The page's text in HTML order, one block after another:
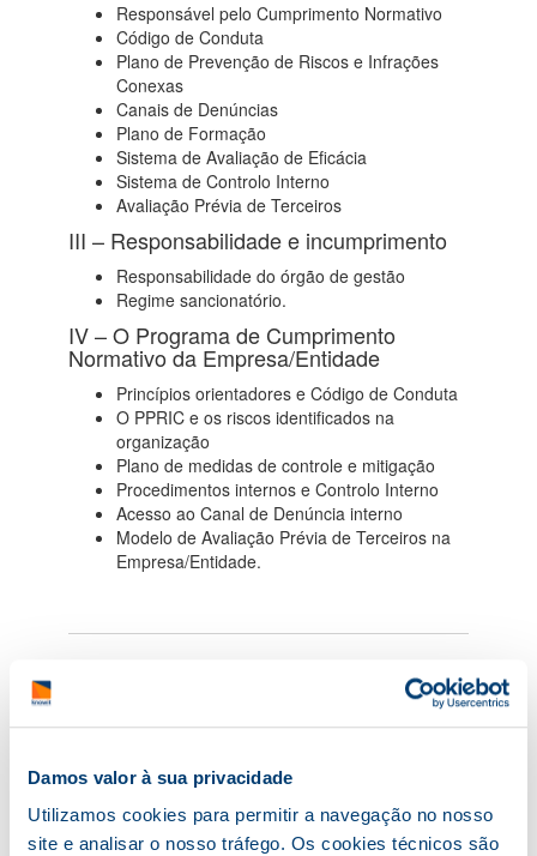
Damos valor à sua privacidade
Utilizamos cookies para permitir a navegação no nosso
site e analisar o nosso tráfego. Os cookies técnicos são
Responsável pelo Cumprimento Normativo
Código de Conduta
Plano de Prevenção de Riscos e Infrações
Conexas
Canais de Denúncias
Plano de Formação
Sistema de Avaliação de Eficácia
Sistema de Controlo Interno
Avaliação Prévia de Terceiros
III – Responsabilidade e incumprimento
Responsabilidade do órgão de gestão
Regime sancionatório.
IV – O Programa de Cumprimento
Normativo da Empresa/Entidade
Princípios orientadores e Código de Conduta
O PPRIC e os riscos identificados na
organização
Plano de medidas de controle e mitigação
Procedimentos internos e Controlo Interno
Acesso ao Canal de Denúncia interno
Modelo de Avaliação Prévia de Terceiros na
Empresa/Entidade.
Informações Adicionais
Equipa Formativa:
Luís Rodrigues
Licenciado em Direito (Universidade Católica